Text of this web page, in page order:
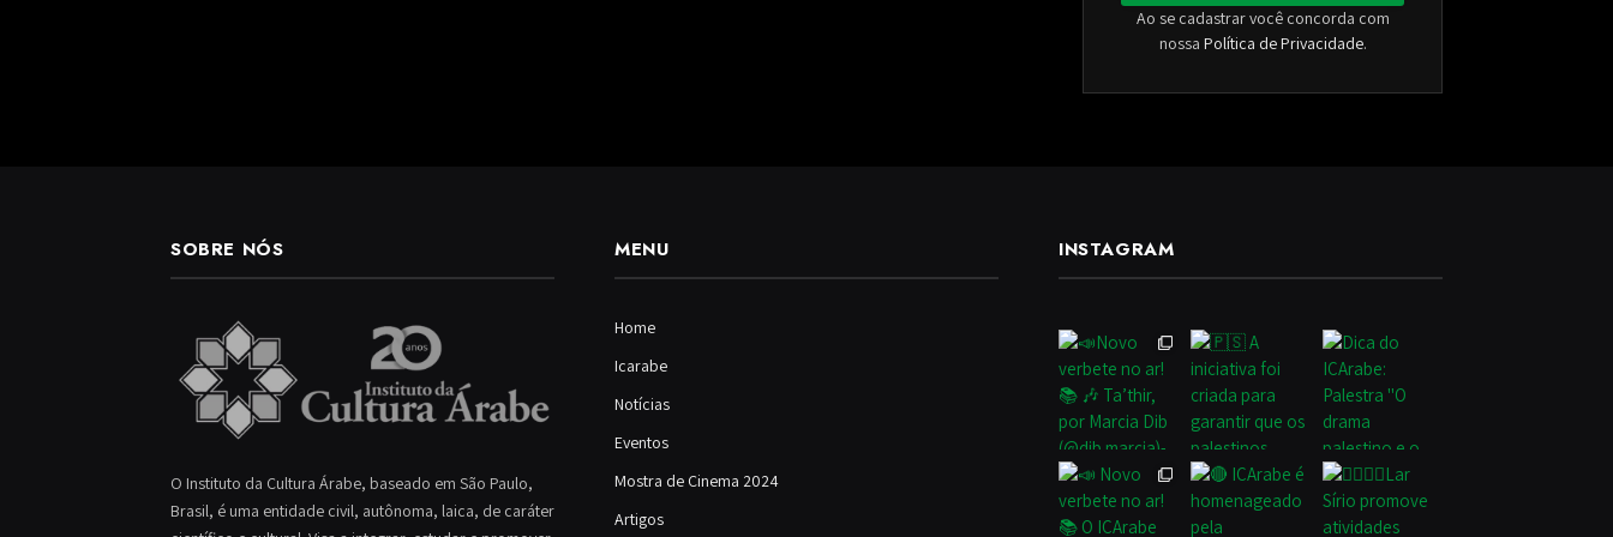
Ao se cadastrar você concorda com
nossa Política de Privacidade.
SOBRE NÓS
O Instituto da Cultura Árabe, baseado em São Paulo,
Brasil, é uma entidade civil, autônoma, laica, de caráter
MENU
Home
Icarabe
Notícias
Eventos
Mostra de Cinema 2024
Artigos
INSTAGRAM